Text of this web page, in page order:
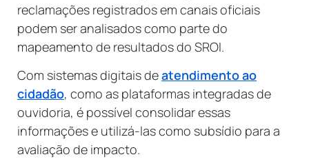
reclamações registrados em canais oficiais
podem ser analisados como parte do
mapeamento de resultados do SROI.
Com sistemas digitais deatendimento ao
cidadão, como as plataformas integradas de
ouvidoria, é possível consolidar essas
informações e utilizá-las como subsídio para a
avaliação de impacto.